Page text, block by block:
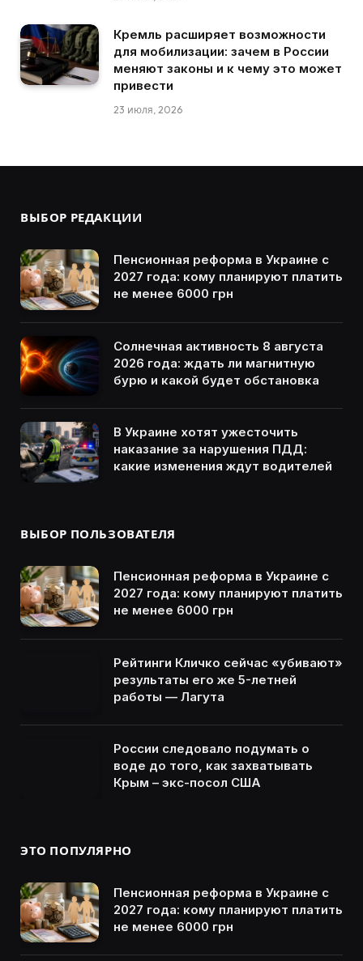
Кремль расширяет возможности
для мобилизации: зачем в России
меняют законы и к чему это может
привести
23 июля, 2026
ВЫБОР РЕДАКЦИИ
Пенсионная реформа в Украине с
2027 года: кому планируют платить
не менее 6000 грн
Солнечная активность 8 августа
2026 года: ждать ли магнитную
бурю и какой будет обстановка
В Украине хотят ужесточить
наказание за нарушения ПДД:
какие изменения ждут водителей
ВЫБОР ПОЛЬЗОВАТЕЛЯ
Пенсионная реформа в Украине с
2027 года: кому планируют платить
не менее 6000 грн
Рейтинги Кличко сейчас «убивают»
результаты его же 5-летней
работы — Лагута
России следовало подумать о
воде до того, как захватывать
Крым – экс-посол США
ЭТО ПОПУЛЯРНО
Пенсионная реформа в Украине с
2027 года: кому планируют платить
не менее 6000 грн